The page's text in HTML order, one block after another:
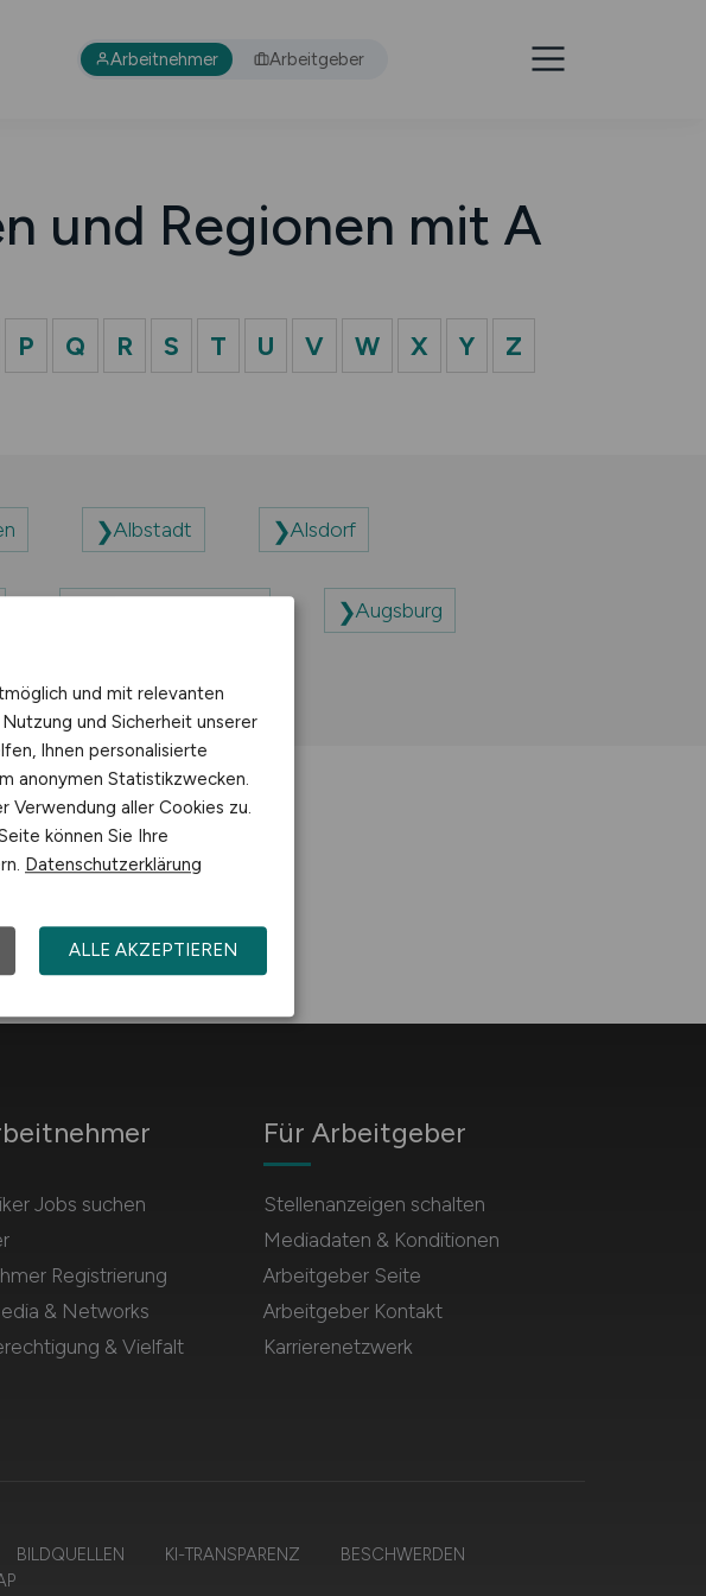
Arbeitnehmer Arbeitgeber
und Regionen mit A
P Q R S T U V W X Y Z
Albstadt Alsdorf
Augsburg
Jobs suchen
Registrierung
& Networks
& Vielfalt
Für Arbeitgeber
Stellenanzeigen schalten
Mediadaten & Konditionen
Arbeitgeber Seite
Arbeitgeber Kontakt
Karrierenetzwerk
BILDQUELLEN KI-TRANSPARENZ
BESCHWERDEN
und mit relevanten
und Sicherheit unserer
Ihnen personalisierte
anonymen Statistikzwecken.
Verwendung aller Cookies zu.
können Sie Ihre
Datenschutzerklärung
ALLE AKZEPTIEREN